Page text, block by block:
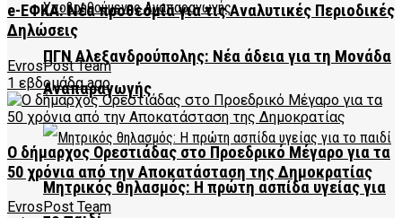
ΠΓΝ Αλεξανδρούπολης: Νέα άδεια για τη Μονάδα
Αναπαραγωγής
Μητρικός θηλασμός: Η πρώτη ασπίδα υγείας για
e-ΕΦΚΑ: Νέα προθεσμία για τις Αναλυτικές Περιοδικές
Δηλώσεις
EvrosPost Team
1 εβδομάδα ago
Ο δήμαρχος Ορεστιάδας στο Προεδρικό Μέγαρο για τα
50 χρόνια από την Αποκατάσταση της Δημοκρατίας
EvrosPost Team